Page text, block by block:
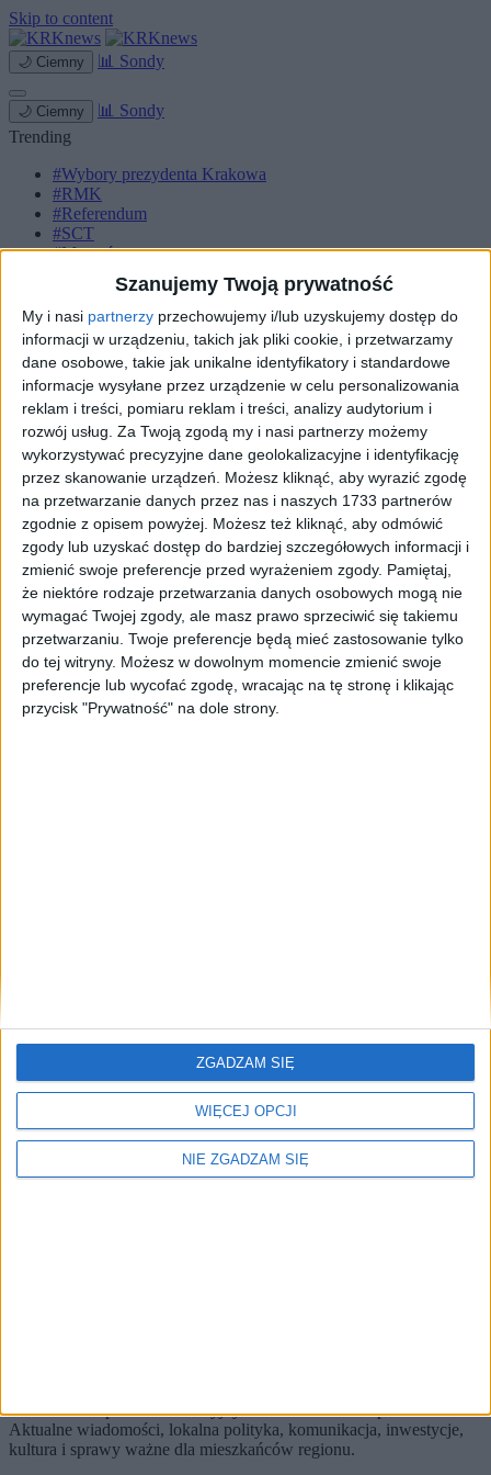
Szanujemy Twoją prywatność
My i nasi partnerzy przechowujemy i/lub uzyskujemy dostęp do
informacji w urządzeniu, takich jak pliki cookie, i przetwarzamy
dane osobowe, takie jak unikalne identyfikatory i standardowe
informacje wysyłane przez urządzenie w celu personalizowania
reklam i treści, pomiaru reklam i treści, analizy audytorium i
rozwój usług. Za Twoją zgodą my i nasi partnerzy możemy
wykorzystywać precyzyjne dane geolokalizacyjne i identyfikację
przez skanowanie urządzeń. Możesz kliknąć, aby wyrazić zgodę
na przetwarzanie danych przez nas i naszych 1733 partnerów
zgodnie z opisem powyżej. Możesz też kliknąć, aby odmówić
zgody lub uzyskać dostęp do bardziej szczegółowych informacji i
zmienić swoje preferencje przed wyrażeniem zgody. Pamiętaj,
że niektóre rodzaje przetwarzania danych osobowych mogą nie
wymagać Twojej zgody, ale masz prawo sprzeciwić się takiemu
przetwarzaniu. Twoje preferencje będą mieć zastosowanie tylko
do tej witryny. Możesz w dowolnym momencie zmienić swoje
preferencje lub wycofać zgodę, wracając na tę stronę i klikając
przycisk "Prywatność" na dole strony.
WIĘCEJ OPCJI
NIE ZGADZAM SIĘ
ZGADZAM SIĘ
Skip to content
🌙 Ciemny 📊 Sondy
🌙 Ciemny 📊 Sondy
Trending
#Wybory prezydenta Krakowa
#RMK
#Referendum
#SCT
#Marcyś
Strona główna
Miasto
Komunikacja
Zieleń
Inwestycje
Biznes
Sport
Kultura
Małopolska
Kryminalne
Tag #zalana
#zalana
artykułówMiastoMobilnośćNajnowszeTurystyka
Sortuj:
Kategoria:
TOPMiasto
🔥
1)
Zalana Wieliczka. Nawałnica „zatopiła” centrum miasta
KRKnews to portal informacyjny o Krakowie i Małopolsce.
Aktualne wiadomości, lokalna polityka, komunikacja, inwestycje,
kultura i sprawy ważne dla mieszkańców regionu.